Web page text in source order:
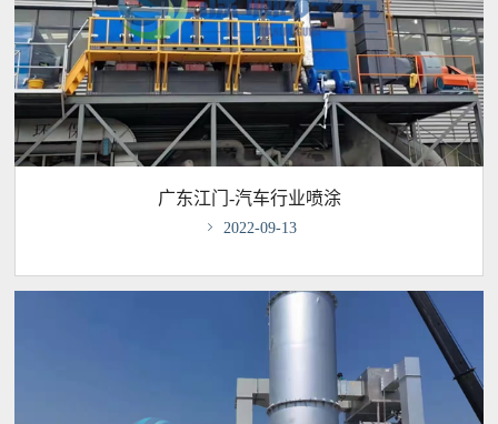
广东江门-汽车行业喷涂
 2022-09-13